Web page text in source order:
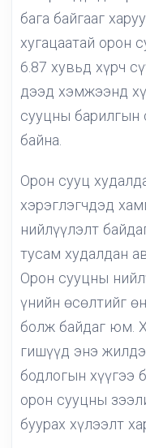
бага байгааг
хугацаатай орон
6.87 хувьд хүрч
дээд хэмжээнд
сууцны барилгын
байна.
Орон сууц
хэрэглэгчдэд
нийлүүлэлт
тусам худалдан
Орон сууцны
үнийн өсөлтийг
болж байдаг юм.
гишүүд энэ
бодлогын хүүгээ
орон сууцны
буурах хүлээлт